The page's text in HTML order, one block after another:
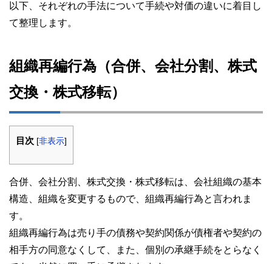
以下、それぞれの手法について手続や対価の違いに着目し
て整理します。
組織再編行為（合併、会社分割、株式
交換・株式移転）
目次 [非表示]
合併、会社分割、株式交換・株式移転は、会社組織の基本
構造、組織を変更するもので、組織再編行為と言われま
す。
組織再編行為は売り手の債務や契約関係が債権者や契約の
相手方の同意なくして、また、個別の承継手続をとらなく